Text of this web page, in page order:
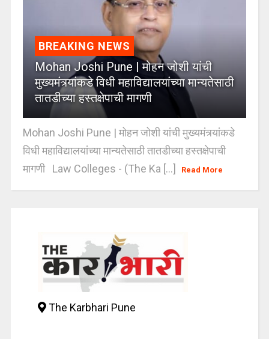
BREAKING NEWS
Mohan Joshi Pune | मोहन जोशी यांची
मुख्यमंत्र्यांकडे विधी महाविद्यालयांच्या मान्यतेसाठी
तातडीच्या हस्तक्षेपाची मागणी
Mohan Joshi Pune | मोहन जोशी यांची मुख्यमंत्र्यांकडे
विधी महाविद्यालयांच्या मान्यतेसाठी तातडीच्या हस्तक्षेपाची
मागणी Law Colleges - (The Ka [...]
Read More
The Karbhari Pune